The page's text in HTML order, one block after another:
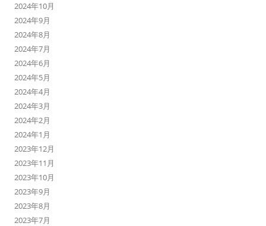
2024年10月
2024年9月
2024年8月
2024年7月
2024年6月
2024年5月
2024年4月
2024年3月
2024年2月
2024年1月
2023年12月
2023年11月
2023年10月
2023年9月
2023年8月
2023年7月